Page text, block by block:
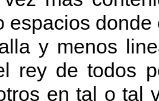
espacios
y menos
rey de todos
en tal o tal